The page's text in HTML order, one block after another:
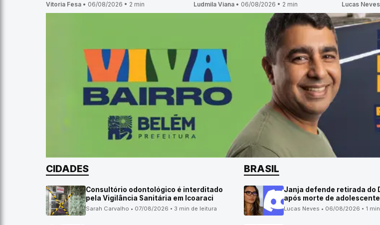
Vitoria Fesa • 06/08/2026 • 2 min Ludmila Viana • 06/08/2026 • 2 min Lucas Neves
CIDADES
Consultório odontológico é interditado
pela Vigilância Sanitária em Icoaraci
Sarah Carvalho • 07/08/2026 • 3 min de leitura
BRASIL
Janja defende retirada do
após morte de adolescente
Lucas Neves • 06/08/2026 • 1